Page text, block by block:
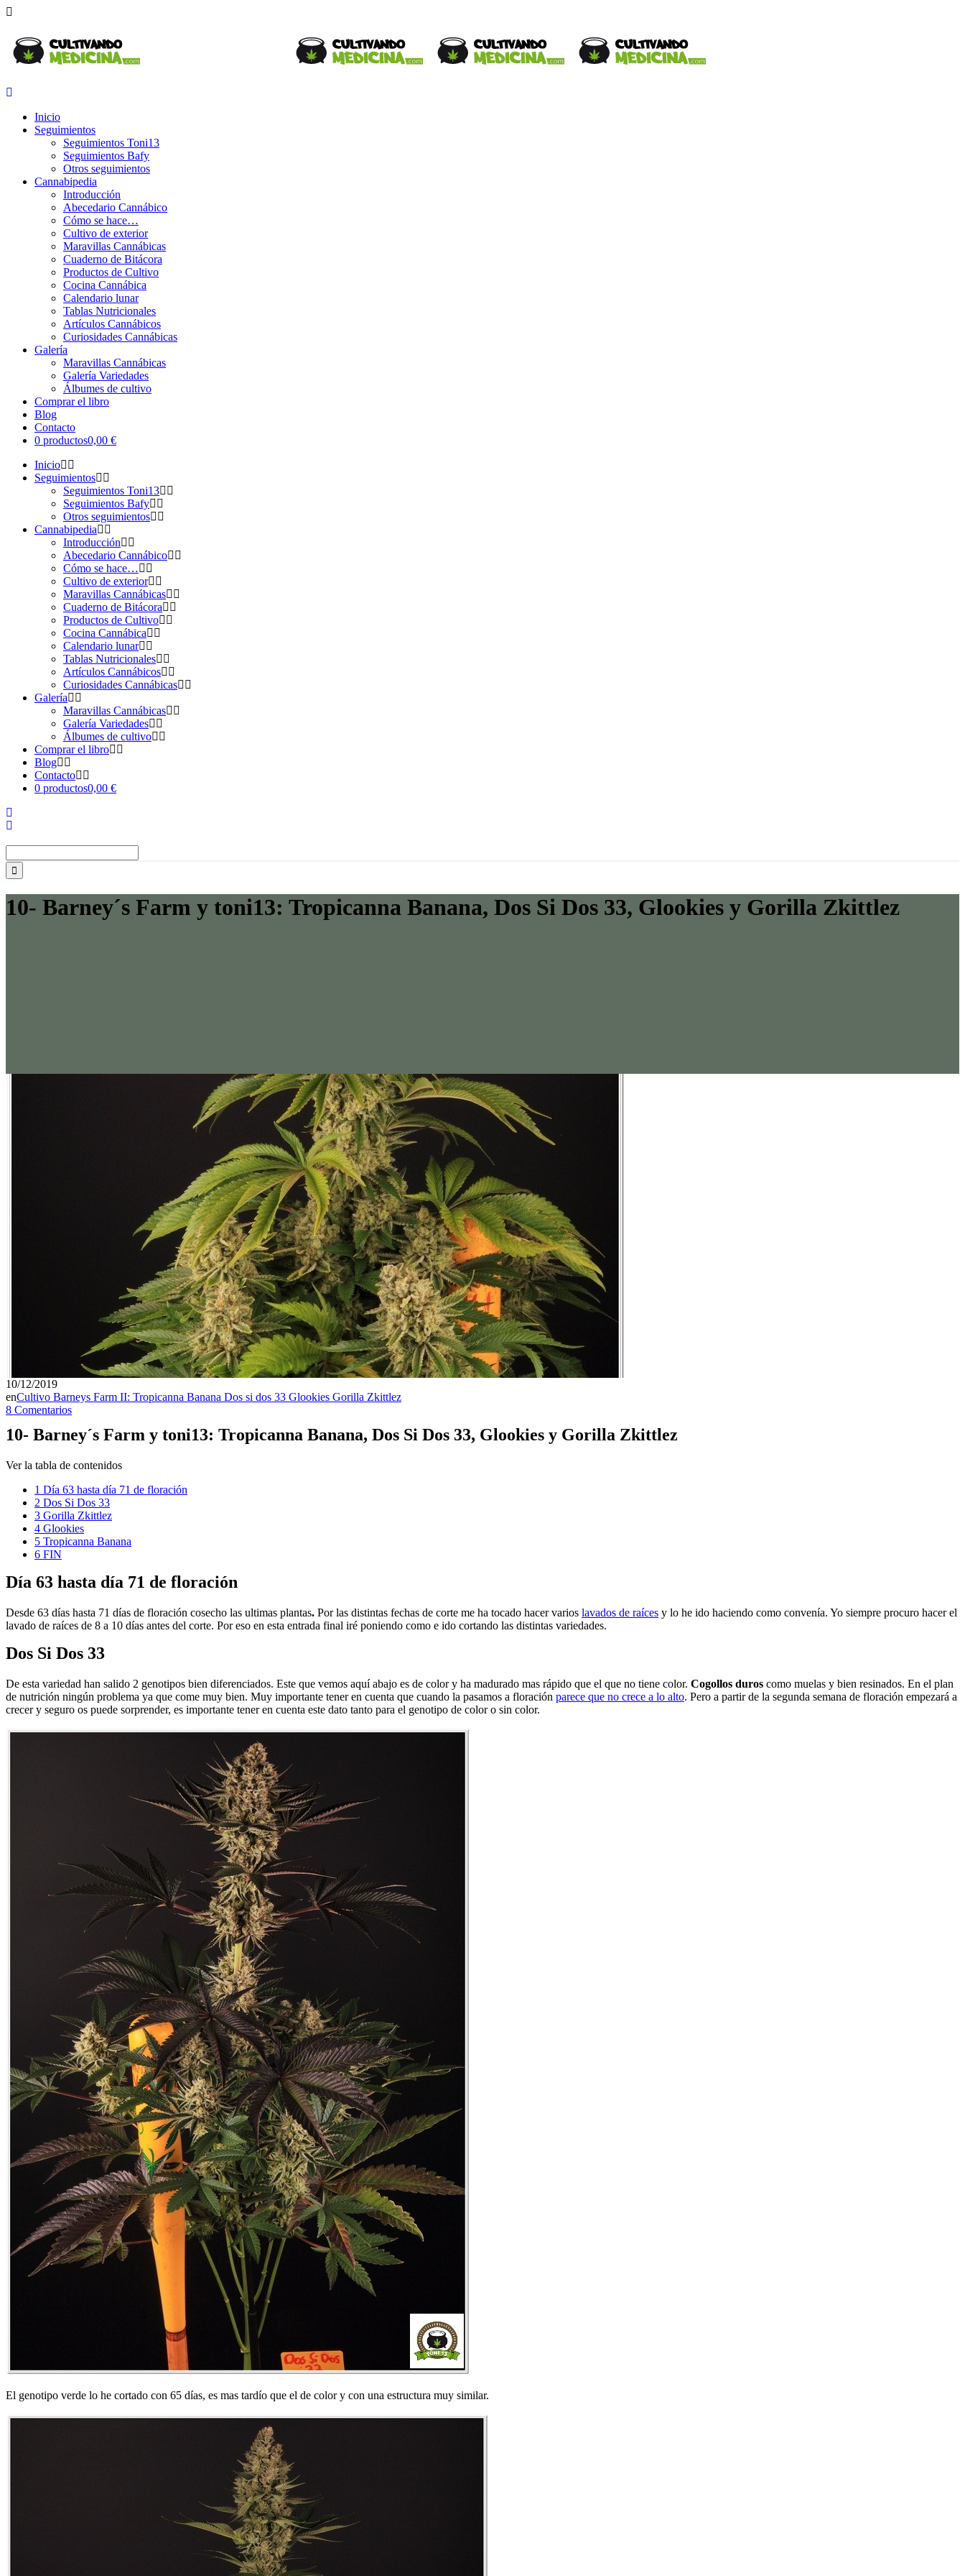
Inicio
Seguimientos
Seguimientos Toni13
Seguimientos Bafy
Otros seguimientos
Cannabipedia
Introducción
Abecedario Cannábico
Cómo se hace…
Cultivo de exterior
Maravillas Cannábicas
Cuaderno de Bitácora
Productos de Cultivo
Cocina Cannábica
Calendario lunar
Tablas Nutricionales
Artículos Cannábicos
Curiosidades Cannábicas
Galería
Maravillas Cannábicas
Galería Variedades
Álbumes de cultivo
Comprar el libro
Blog
Contacto
0 productos0,00 €
Inicio
Seguimientos
Seguimientos Toni13
Seguimientos Bafy
Otros seguimientos
Cannabipedia
Introducción
Abecedario Cannábico
Cómo se hace…
Cultivo de exterior
Maravillas Cannábicas
Cuaderno de Bitácora
Productos de Cultivo
Cocina Cannábica
Calendario lunar
Tablas Nutricionales
Artículos Cannábicos
Curiosidades Cannábicas
Galería
Maravillas Cannábicas
Galería Variedades
Álbumes de cultivo
Comprar el libro
Blog
Contacto
0 productos0,00 €
10- Barney´s Farm y toni13: Tropicanna Banana, Dos Si Dos 33, Glookies y Gorilla Zkittlez
10/12/2019
enCultivo Barneys Farm II: Tropicanna Banana Dos si dos 33 Glookies Gorilla Zkittlez
8 Comentarios
10- Barney´s Farm y toni13: Tropicanna Banana, Dos Si Dos 33, Glookies y Gorilla Zkittlez
Ver la tabla de contenidos
1 Día 63 hasta día 71 de floración
2 Dos Si Dos 33
3 Gorilla Zkittlez
4 Glookies
5 Tropicanna Banana
6 FIN
Día 63 hasta día 71 de floración
Desde 63 días hasta 71 días de floración cosecho las ultimas plantas. Por las distintas fechas de corte me ha tocado hacer varios lavados de raíces y lo he ido haciendo como convenía. Yo siempre procuro hacer el
lavado de raíces de 8 a 10 días antes del corte. Por eso en esta entrada final iré poniendo como e ido cortando las distintas variedades.
Dos Si Dos 33
De esta variedad han salido 2 genotipos bien diferenciados. Este que vemos aquí abajo es de color y ha madurado mas rápido que el que no tiene color. Cogollos duros como muelas y bien resinados. En el plan
de nutrición ningún problema ya que come muy bien. Muy importante tener en cuenta que cuando la pasamos a floración parece que no crece a lo alto. Pero a partir de la segunda semana de floración empezará a
crecer y seguro os puede sorprender, es importante tener en cuenta este dato tanto para el genotipo de color o sin color.
El genotipo verde lo he cortado con 65 días, es mas tardío que el de color y con una estructura muy similar.